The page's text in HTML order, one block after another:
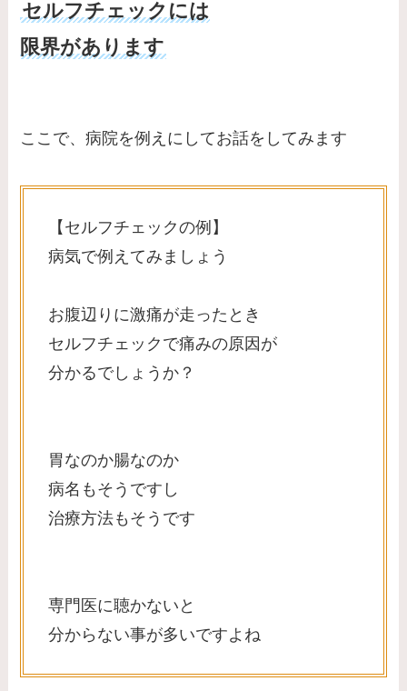
セルフチェックには
限界があります
ここで、病院を例えにしてお話をしてみます
【セルフチェックの例】
病気で例えてみましょう
お腹辺りに激痛が走ったとき
セルフチェックで痛みの原因が
分かるでしょうか？
胃なのか腸なのか
病名もそうですし
治療方法もそうです
専門医に聴かないと
分からない事が多いですよね